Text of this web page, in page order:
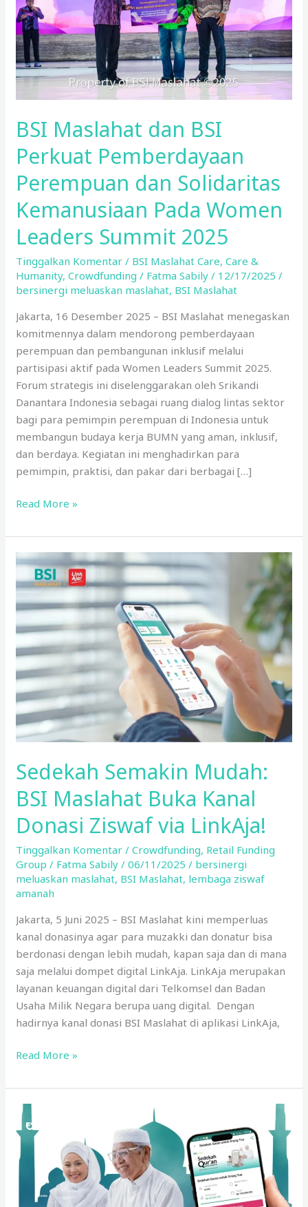
BSI Maslahat dan BSI
Perkuat Pemberdayaan
Perempuan dan Solidaritas
Kemanusiaan Pada Women
Leaders Summit 2025
Tinggalkan Komentar / BSI Maslahat Care,Care &
Humanity,Crowdfunding / Fatma Sabily/ 12/17/2025/
bersinergi meluaskan maslahat, BSI Maslahat
Jakarta, 16 Desember 2025 – BSI Maslahat menegaskan
komitmennya dalam mendorong pemberdayaan
perempuan dan pembangunan inklusif melalui
partisipasi aktif pada Women Leaders Summit 2025.
Forum strategis ini diselenggarakan oleh Srikandi
Danantara Indonesia sebagai ruang dialog lintas sektor
bagi para pemimpin perempuan di Indonesia untuk
membangun budaya kerja BUMN yang aman, inklusif,
dan berdaya. Kegiatan ini menghadirkan para
pemimpin, praktisi, dan pakar dari berbagai […]
dan
Solidaritas
Kemanusiaan Pada Women
Leaders Summit
2025
Read More »
Sedekah Semakin Mudah:
BSI Maslahat Buka Kanal
Donasi Ziswaf via LinkAja!
Tinggalkan Komentar /Crowdfunding, Retail Funding
Group / Fatma Sabily/06/11/2025/ bersinergi
meluaskan maslahat, BSI Maslahat, lembaga ziswaf
amanah
Jakarta, 5 Juni 2025 – BSI Maslahat kini memperluas
kanal donasinya agar para muzakki dan donatur bisa
berdonasi dengan lebih mudah, kapan saja dan di mana
saja melalui dompet digital LinkAja. LinkAja merupakan
layanan keuangan digital dari Telkomsel dan Badan
Usaha Milik Negara berupa uang digital. Dengan
hadirnya kanal donasi BSI Maslahat di aplikasi LinkAja,
Sedekah
Semakin
Mudah:
BSI
Maslahat
Buka
Kanal
Donasi
Ziswaf
via
LinkAja!
Read More »
Permudah
Donasi
Digital
Lewat
Aplikasi
Quran: